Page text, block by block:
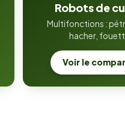
Robots de
Multifonctions :
hacher,
Voir le